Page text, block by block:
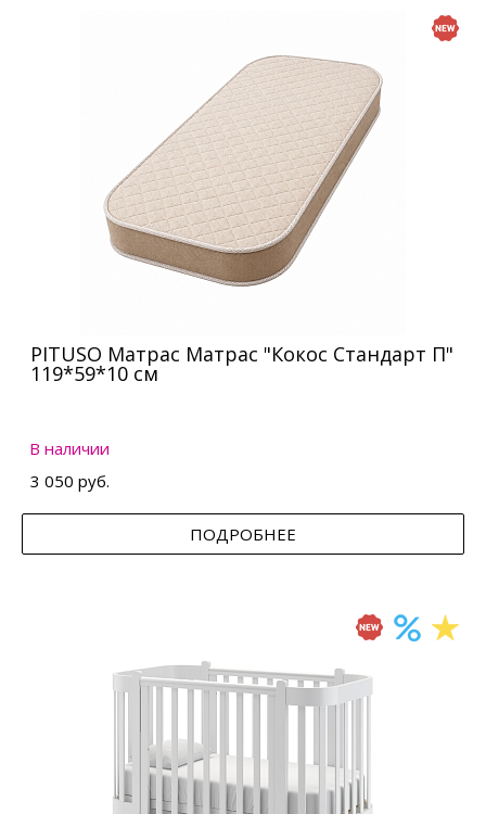
PITUSO Матрас Матрас "Кокос Стандарт П"
119*59*10 см
В наличии
3 050 руб.
ПОДРОБНЕЕ